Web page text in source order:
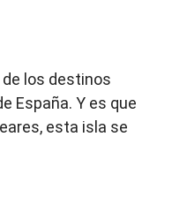
los destinos
España. Y es que
esta isla se